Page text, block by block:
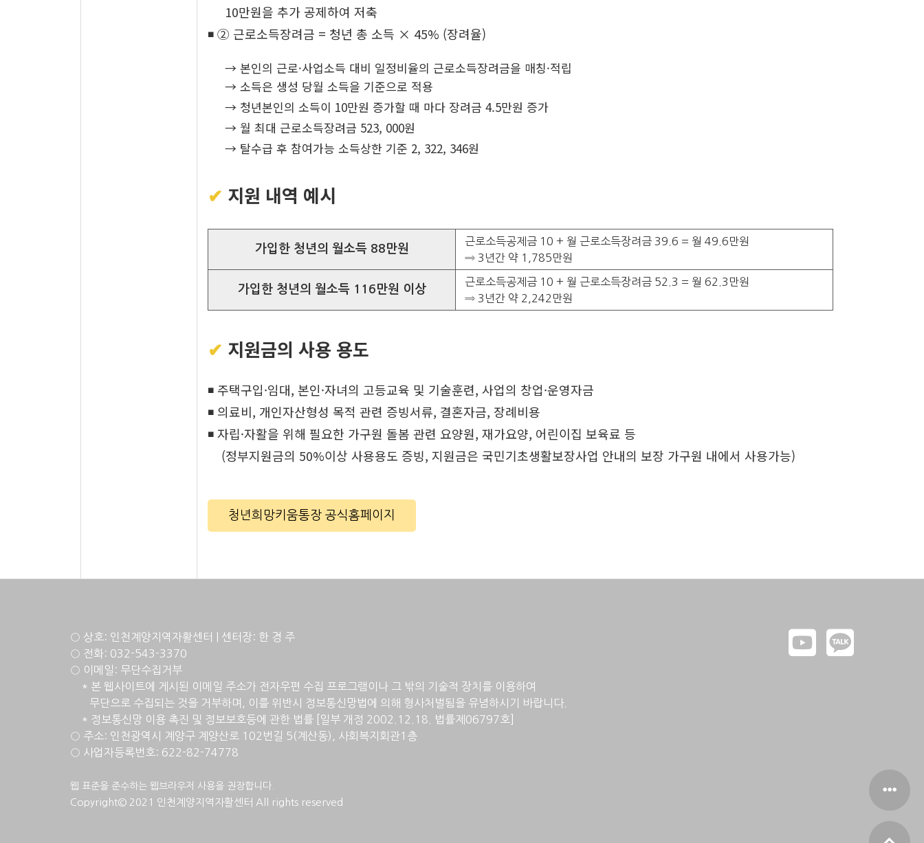
10만원을 추가 공제하여 저축
◾ ② 근로소득장려금 = 청년 총 소득 × 45% (장려율)
→ 본인의 근로·사업소득 대비 일정비율의 근로소득장려금을 매칭·적립
→ 소득은 생성 당월 소득을 기준으로 적용
→ 청년본인의 소득이 10만원 증가할 때 마다 장려금 4.5만원 증가
→ 월 최대 근로소득장려금 523, 000원
→ 탈수급 후 참여가능 소득상한 기준 2, 322, 346원
✔ 지원 내역 예시
가입한 청년의 월소득 88만원
근로소득공제금 10 + 월 근로소득장려금 39.6 = 월 49.6만원
⇒ 3년간 약 1,785만원
가입한 청년의 월소득 116만원 이상
근로소득공제금 10 + 월 근로소득장려금 52.3 = 월 62.3만원
⇒ 3년간 약 2,242만원
✔ 지원금의 사용 용도
◾ 주택구입·임대, 본인·자녀의 고등교육 및 기술훈련, 사업의 창업·운영자금
◾ 의료비, 개인자산형성 목적 관련 증빙서류, 결혼자금, 장례비용
◾ 자립·자활을 위해 필요한 가구원 돌봄 관련 요양원, 재가요양, 어린이집 보육료 등
(정부지원금의 50%이상 사용용도 증빙, 지원금은 국민기초생활보장사업 안내의 보장 가구원 내에서 사용가능)
청년희망키움통장 공식홈페이지
○ 상호: 인천계양지역자활센터 | 센터장: 한 경 주
○ 전화: 032-543-3370
○ 이메일: 무단수집거부
* 본 웹사이트에 게시된 이메일 주소가 전자우편 수집 프로그램이나 그 밖의 기술적 장치를 이용하여
무단으로 수집되는 것을 거부하며, 이를 위반시 정보통신망법에 의해 형사처벌됨을 유념하시기 바랍니다.
* 정 보통신망 이용 촉진 및 정보보호등에 관한 법률 [일부 개정 2002.12.18. 법률제06797호]
○ 주소: 인천광역시 계양구 계양산로 102번길 5(계산동), 사회복지회관1층
○ 사업자등록번호: 622-82-74778
웹 표준을 준수하는 웹브라우저 사용을 권장합니다.
Copyright© 2021 인천계양지역자활센터 All rights reserved